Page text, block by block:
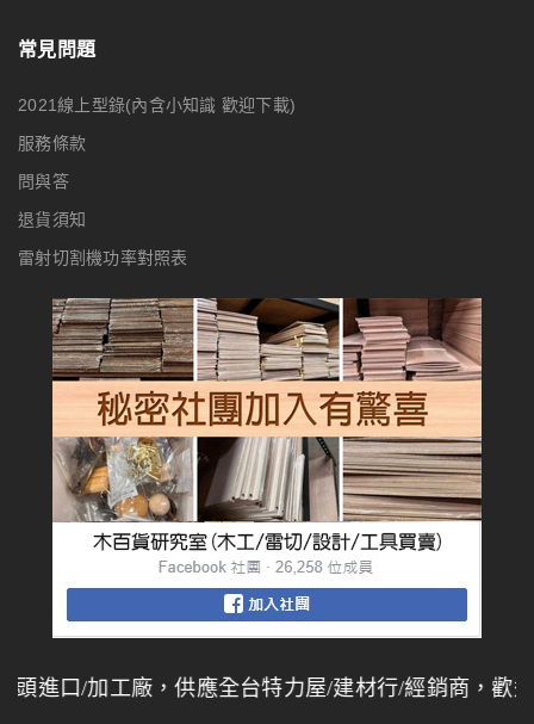
常見問題
2021線上型錄(內含小知識 歡迎下載)
服務條款
問與答
退貨須知
雷射切割機功率對照表
口/加工廠，供應全台特力屋/建材行/經銷商，歡迎同